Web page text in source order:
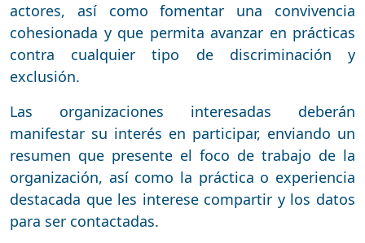
actores, así como fomentar una convivencia
cohesionada y que permita avanzar en prácticas
contra cualquier tipo de discriminación y
exclusión.
​Las organizaciones interesadas deberán
manifestar su interés en participar, enviando un
resumen que presente el foco de trabajo de la
organización, así como la práctica o experiencia
destacada que les interese compartir y los datos
para ser contactadas.